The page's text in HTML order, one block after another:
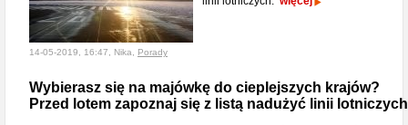
14-05-2019, 16:47, Nika, Porady
Wybierasz się na majówkę do cieplejszych krajów?
Przed lotem zapoznaj się z listą nadużyć linii lotniczych